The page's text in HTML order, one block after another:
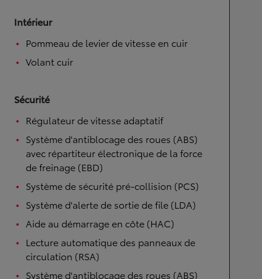
Intérieur
Pommeau de levier de vitesse en cuir
Volant cuir
Sécurité
Régulateur de vitesse adaptatif
Système d'antiblocage des roues (ABS)
avec répartiteur électronique de la force
de freinage (EBD)
Système de sécurité pré-collision (PCS)
Système d'alerte de sortie de file (LDA)
Aide au démarrage en côte (HAC)
Lecture automatique des panneaux de
circulation (RSA)
Système d'antiblocage des roues (ABS)